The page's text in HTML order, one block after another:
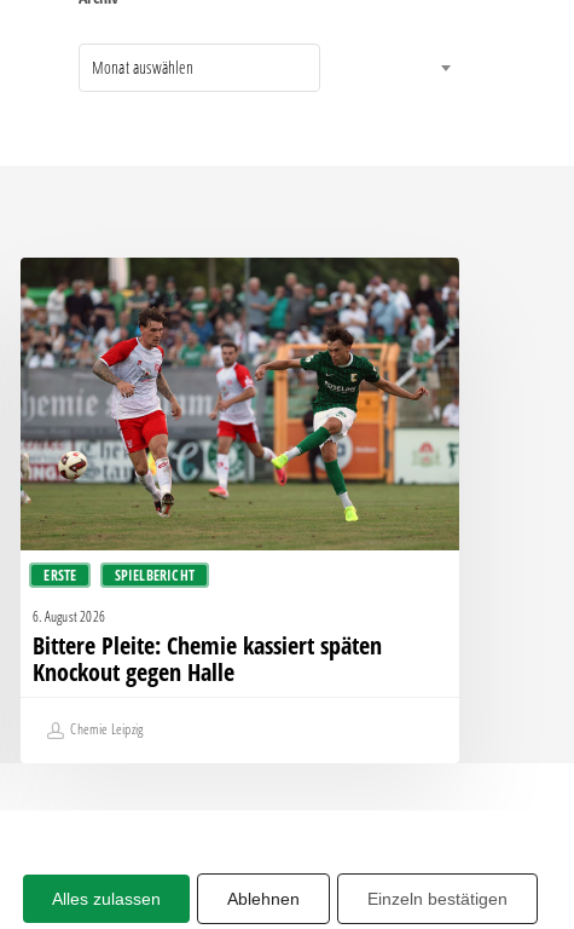
Monat auswählen
ERSTE SPIELBERICHT
Bittere
Pleite:
Chemie
kassiert
späten
Knockout
gegen
Halle
6. August 2026
Bittere Pleite: Chemie kassiert späten
Knockout gegen Halle
Chemie Leipzig
Share
Alles zulassen Ablehnen Einzeln bestätigen